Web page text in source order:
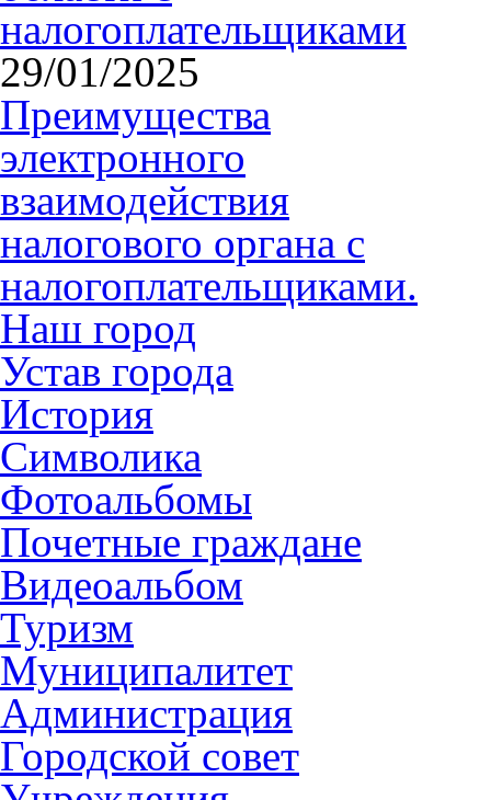
налогоплательщиками
29/01/2025
Преимущества
электронного
взаимодействия
налогового органа с
налогоплательщиками.
Наш город
Устав города
История
Символика
Фотоальбомы
Почетные граждане
Видеоальбом
Туризм
Муниципалитет
Администрация
Городской совет